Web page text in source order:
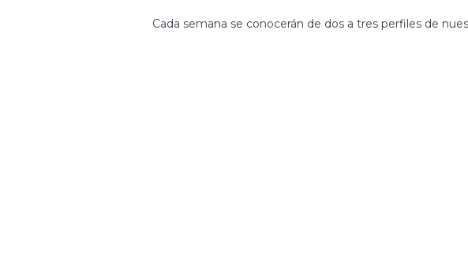
Cada semana se conocerán de dos a tres perfiles de